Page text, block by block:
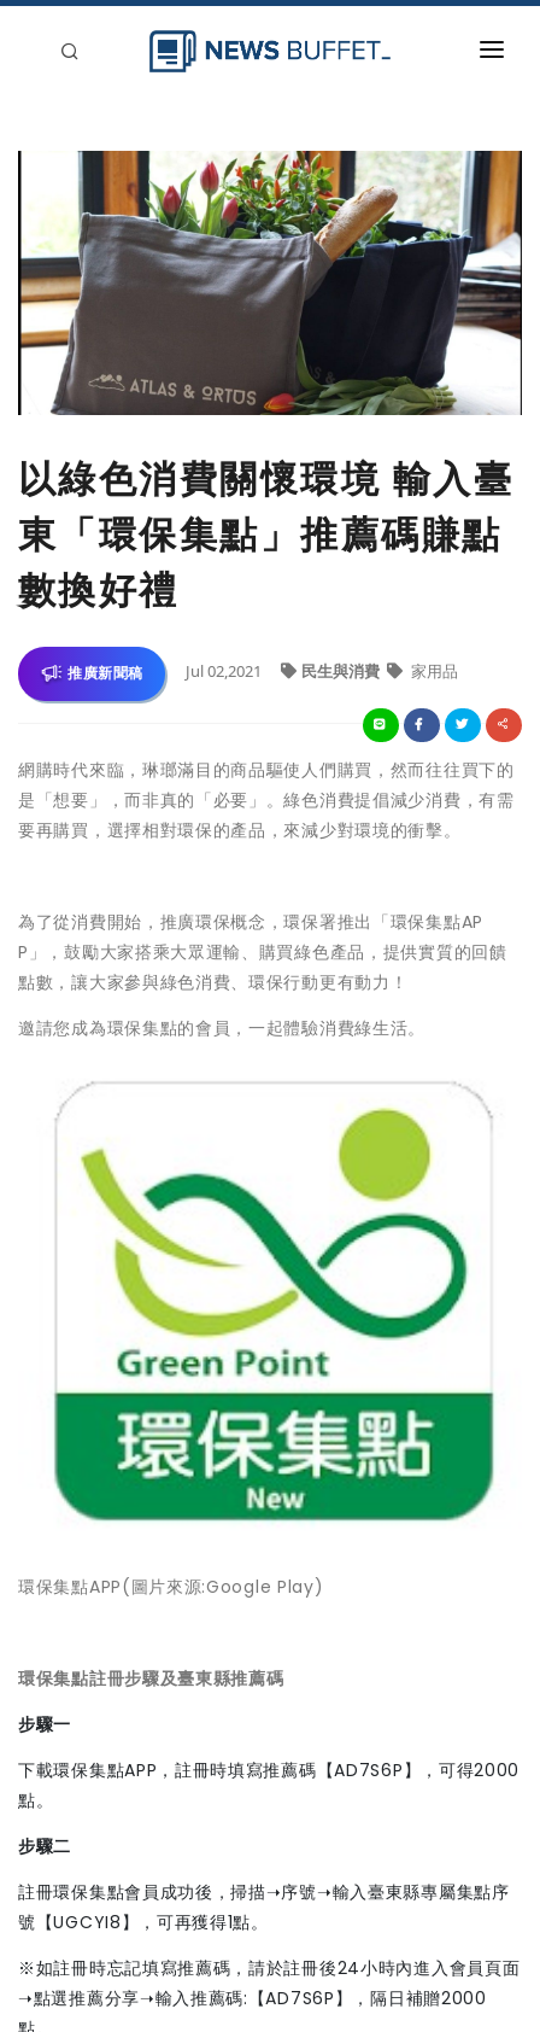
新聞稿分類
登入
刊登
以綠色消費關懷環境 輸入臺
東「環保集點」推薦碼賺點
數換好禮
推廣新聞稿 Jul 02,2021 民生與消費 家用品
網購時代來臨，琳瑯滿目的商品驅使人們購買，然而往往買下的
是「想要」，而非真的「必要」。綠色消費提倡減少消費，有需
要再購買，選擇相對環保的產品，來減少對環境的衝擊。
為了從消費開始，推廣環保概念，環保署推出「環保集點AP
P」，鼓勵大家搭乘大眾運輸、購買綠色產品，提供實質的回饋
點數，讓大家參與綠色消費、環保行動更有動力！
邀請您成為環保集點的會員，一起體驗消費綠生活。
環保集點APP(圖片來源:Google Play)
環保集點註冊步驟及臺東縣推薦碼
步驟一
下載環保集點APP，註冊時填寫推薦碼【AD7S6P】，可得2000
點。
步驟二
註冊環保集點會員成功後，掃描➝序號➝輸入臺東縣專屬集點序
號【UGCYI8】，可再獲得1點。
※如註冊時忘記填寫推薦碼，請於註冊後24小時內進入會員頁面
➝點選推薦分享➝輸入推薦碼:【AD7S6P】，隔日補贈2000